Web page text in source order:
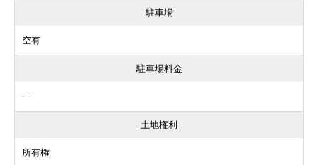
駐車場
空有
駐車場料金
---
土地権利
所有権